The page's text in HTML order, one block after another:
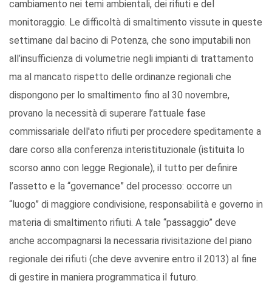
cambiamento nei temi ambientali, dei rifiuti e del
monitoraggio. Le difficoltà di smaltimento vissute in queste
settimane dal bacino di Potenza, che sono imputabili non
all’insufficienza di volumetrie negli impianti di trattamento
ma al mancato rispetto delle ordinanze regionali che
dispongono per lo smaltimento fino al 30 novembre,
provano la necessità di superare l’attuale fase
commissariale dell'ato rifiuti per procedere speditamente a
dare corso alla conferenza interistituzionale (istituita lo
scorso anno con legge Regionale), il tutto per definire
l’assetto e la “governance” del processo: occorre un
“luogo” di maggiore condivisione, responsabilità e governo in
materia di smaltimento rifiuti. A tale “passaggio” deve
anche accompagnarsi la necessaria rivisitazione del piano
regionale dei rifiuti (che deve avvenire entro il 2013) al fine
di gestire in maniera programmatica il futuro.